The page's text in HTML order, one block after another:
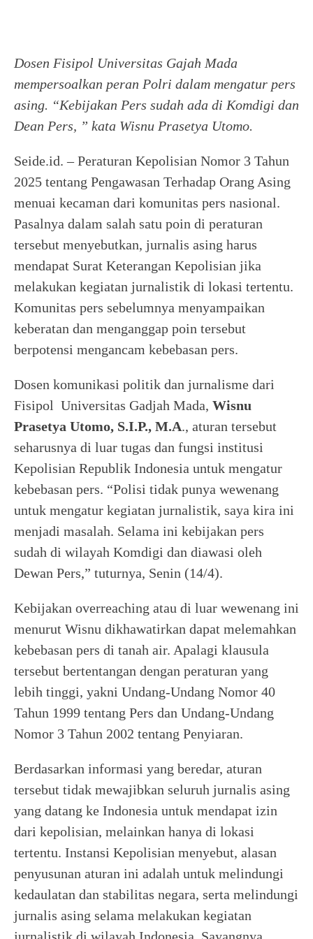
Dosen Fisipol Universitas Gajah Mada
mempersoalkan peran Polri dalam mengatur pers
asing. “Kebijakan Pers sudah ada di Komdigi dan
Dean Pers, ” kata Wisnu Prasetya Utomo.
Seide.id. – Peraturan Kepolisian Nomor 3 Tahun
2025 tentang Pengawasan Terhadap Orang Asing
menuai kecaman dari komunitas pers nasional.
Pasalnya dalam salah satu poin di peraturan
tersebut menyebutkan, jurnalis asing harus
mendapat Surat Keterangan Kepolisian jika
melakukan kegiatan jurnalistik di lokasi tertentu.
Komunitas pers sebelumnya menyampaikan
keberatan dan menganggap poin tersebut
berpotensi mengancam kebebasan pers.
Dosen komunikasi politik dan jurnalisme dari
Fisipol Universitas Gadjah Mada, Wisnu
Prasetya Utomo, S.I.P., M.A., aturan tersebut
seharusnya di luar tugas dan fungsi institusi
Kepolisian Republik Indonesia untuk mengatur
kebebasan pers. “Polisi tidak punya wewenang
untuk mengatur kegiatan jurnalistik, saya kira ini
menjadi masalah. Selama ini kebijakan pers
sudah di wilayah Komdigi dan diawasi oleh
Dewan Pers,” tuturnya, Senin (14/4).
Kebijakan overreaching atau di luar wewenang ini
menurut Wisnu dikhawatirkan dapat melemahkan
kebebasan pers di tanah air. Apalagi klausula
tersebut bertentangan dengan peraturan yang
lebih tinggi, yakni Undang-Undang Nomor 40
Tahun 1999 tentang Pers dan Undang-Undang
Nomor 3 Tahun 2002 tentang Penyiaran.
Berdasarkan informasi yang beredar, aturan
tersebut tidak mewajibkan seluruh jurnalis asing
yang datang ke Indonesia untuk mendapat izin
dari kepolisian, melainkan hanya di lokasi
tertentu. Instansi Kepolisian menyebut, alasan
penyusunan aturan ini adalah untuk melindungi
kedaulatan dan stabilitas negara, serta melindungi
jurnalis asing selama melakukan kegiatan